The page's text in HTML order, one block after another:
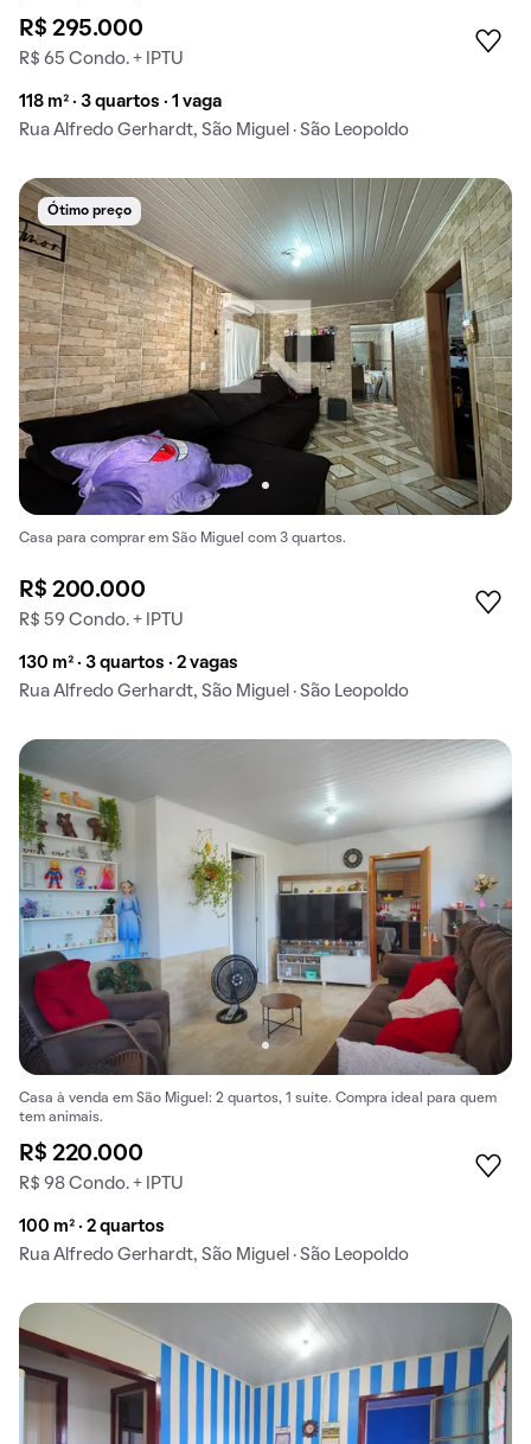
R$ 295.000
R$ 65 Condo. + IPTU
118 m² · 3 quartos · 1 vaga
Rua Alfredo Gerhardt, São Miguel · São Leopoldo
Ótimo preço
Casa para comprar em São Miguel com 3 quartos.
R$ 200.000
R$ 59 Condo. + IPTU
130 m² · 3 quartos · 2 vagas
Rua Alfredo Gerhardt, São Miguel · São Leopoldo
Casa à venda em São Miguel: 2 quartos, 1 suíte. Compra ideal para quem
tem animais.
R$ 220.000
R$ 98 Condo. + IPTU
100 m² · 2 quartos
Rua Alfredo Gerhardt, São Miguel · São Leopoldo